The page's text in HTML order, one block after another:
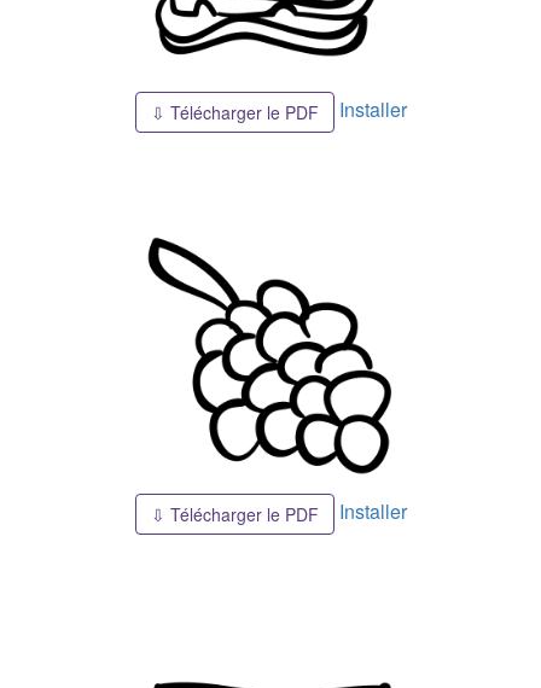
⇩ Télécharger le PDF Installer
⇩ Télécharger le PDF Installer